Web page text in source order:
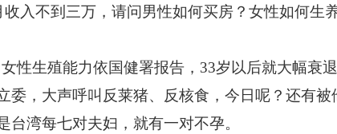
入不到三万，请问男性如何买房？女性如何生
性生殖能力依国健署报告，33岁以后就大幅衰
，大声呼叫反莱猪、反核食，今日呢？还有被
湾每七对夫妇，就有一对不孕。